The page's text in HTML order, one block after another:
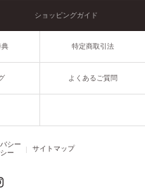
ショッピングガイド
典 特定商取引法
よくあるご質問
シー
ー
サイトマップ